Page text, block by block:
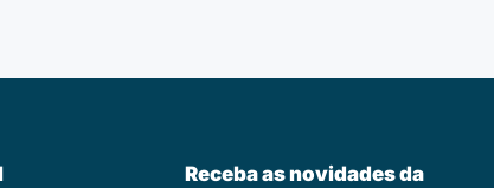
Receba as novidades da